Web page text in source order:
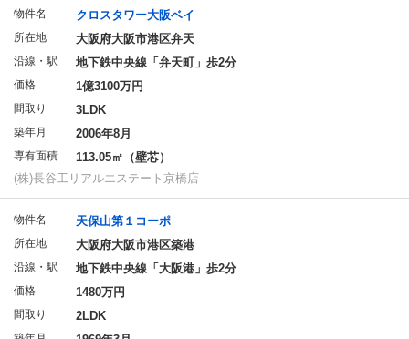
物件名 クロスタワー大阪ベイ
所在地 大阪府大阪市港区弁天
沿線・駅 地下鉄中央線「弁天町」歩2分
価格 1億3100万円
間取り 3LDK
築年月 2006年8月
専有面積
113.05㎡（壁芯）
(株)長谷工リアルエステート京橋店
物件名 天保山第１コーポ
所在地 大阪府大阪市港区築港
沿線・駅 地下鉄中央線「大阪港」歩2分
価格 1480万円
間取り 2LDK